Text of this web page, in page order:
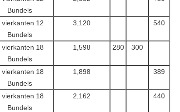
Bundels
vierkanten 12
Bundels
3,120 540
vierkanten 18
Bundels
1,598 280 300
vierkanten 18
Bundels
1,898 389
vierkanten 18
Bundels
2,162 440